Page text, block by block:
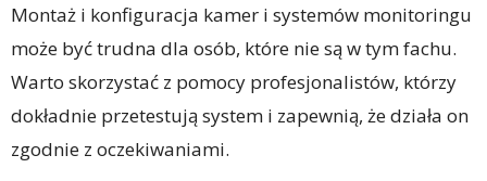
Montaż i konfiguracja kamer i systemów monitoringu
może być trudna dla osób, które nie są w tym fachu.
Warto skorzystać z pomocy profesjonalistów, którzy
dokładnie przetestują system i zapewnią, że działa on
zgodnie z oczekiwaniami.